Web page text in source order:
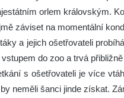
orlem královským.
záviset na momentální
a jejich ošetřovateli
do zoo a trvá
s ošetřovateli je více
neměli šanci jinde získat.